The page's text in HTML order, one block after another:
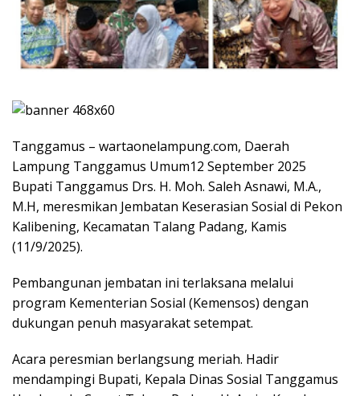
Tanggamus – wartaonelampung.com, Daerah
Lampung Tanggamus Umum12 September 2025
Bupati Tanggamus Drs. H. Moh. Saleh Asnawi, M.A.,
M.H, meresmikan Jembatan Keserasian Sosial di Pekon
Kalibening, Kecamatan Talang Padang, Kamis
(11/9/2025).
Pembangunan jembatan ini terlaksana melalui
program Kementerian Sosial (Kemensos) dengan
dukungan penuh masyarakat setempat.
Acara peresmian berlangsung meriah. Hadir
mendampingi Bupati, Kepala Dinas Sosial Tanggamus